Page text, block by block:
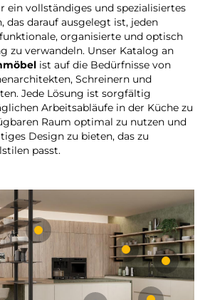
ein vollständiges und spezialisiertes
das darauf ausgelegt ist, jeden
organisierte und optisch
zu verwandeln. Unser Katalog an
ist auf die Bedürfnisse von
Schreinern und
Jede Lösung ist sorgfältig
Arbeitsabläufe in der Küche zu
Raum optimal zu nutzen und
Design zu bieten, das zu
passt.